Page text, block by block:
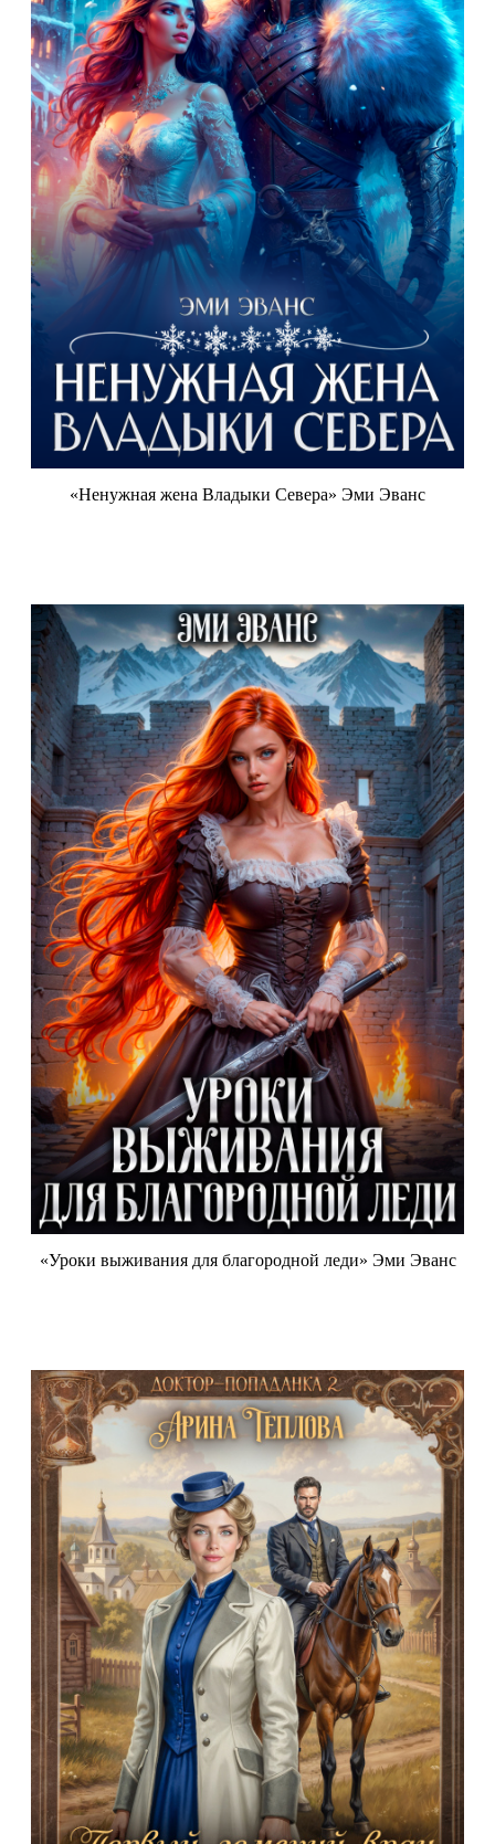
«Ненужная жена Владыки Севера» Эми Эванс
«Уроки выживания для благородной леди» Эми Эванс